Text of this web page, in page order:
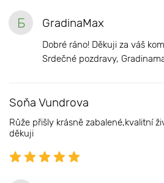
Б GradinaMax
Dobré ráno! Děkuji za váš
Srdečné pozdravy,
Soňa Vundrova
Růže přišly krásně zabalené,kvalitní
děkuji